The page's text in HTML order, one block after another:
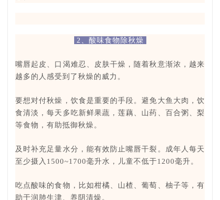
2、酸味食物除秋燥
嘴唇起皮、口渴难忍、皮肤干燥，随着秋意渐浓，越来
越多的人感受到了秋燥的威力。
要想对付秋燥，饮食是重要的手段。避免大鱼大肉，饮
食清淡，每天多吃新鲜果蔬，莲藕、山药、百合粥、梨
等食物，有助抵御秋燥。
及时补充足量水分，能有效防止嘴唇干裂。成年人每天
至少摄入1500~1700毫升水，儿童不低于1200毫升。
吃点酸味的食物，比如柑橘、山楂、葡萄、柚子等，有
助于润肺生津、养阴清燥。